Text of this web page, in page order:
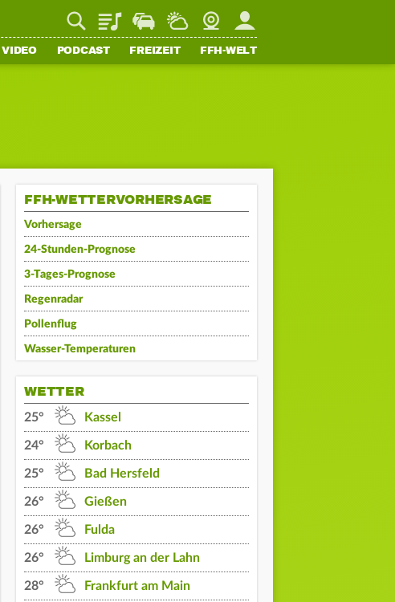
PlaylistStaupilotWetterWebcamMein FFH
VIDEO PODCAST FREIZEIT FFH-WELT
FFH-WETTERVORHERSAGE
Vorhersage
24-Stunden-Prognose
3-Tages-Prognose
Regenradar
Pollenflug
Wasser-Temperaturen
WETTER
25° Kassel
24° Korbach
25° Bad Hersfeld
26° Gießen
26° Fulda
26° Limburg an der Lahn
28° Frankfurt am Main